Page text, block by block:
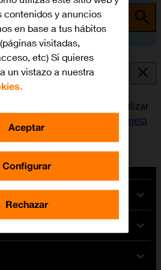
el móvil
apagar el móvil. Antes de utilizar
es necesario
insertar la tarjeta
contenidos y anuncios
en base a tus hábitos
visitadas,
etc) Si quieres
un vistazo a nuestra
Configurar
Rechazar
Aceptar